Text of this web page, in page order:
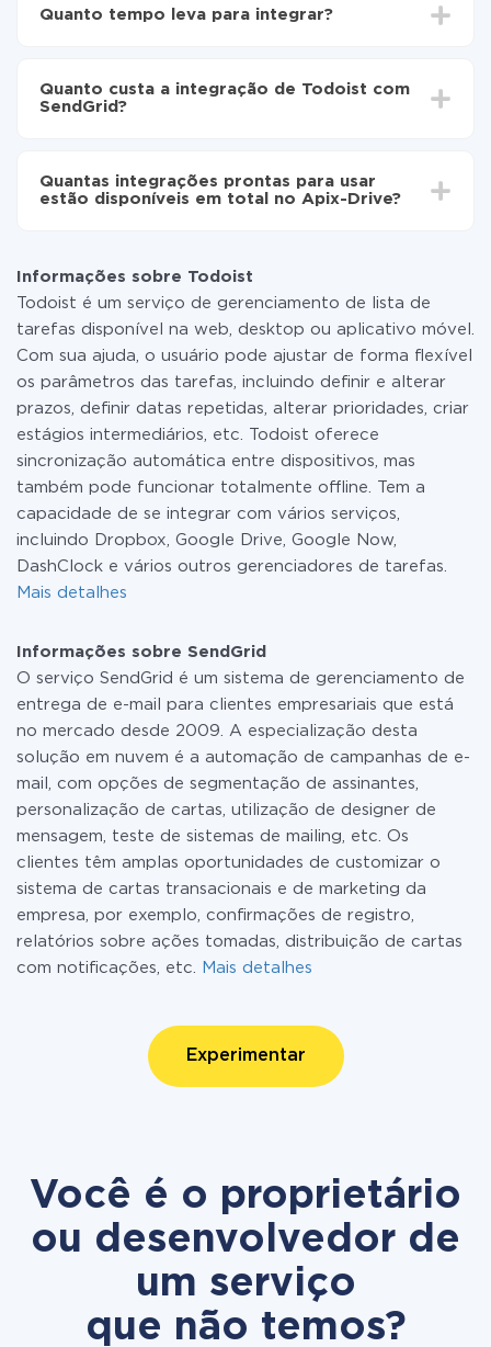
SendGrid
automaticamente de Todoist para SendGrid
Quanto tempo leva para integrar?
30 minutos. Em média, a configuração leva de 10 a 15
minutos.
Quanto custa a integração de Todoist com
SendGrid?
as tarifas. Você paga apenas pela quantidade de
dados que é realmente transferida de um de seus
ou mudar para um de pago, se necessário. Mais
detalhes sobretarifas.
Quantas integrações prontas para usar
estão disponíveis em total no Apix-Drive?
Informações sobre Todoist
Todoist é um serviço de gerenciamento de lista de
tarefas disponível na web, desktop ou aplicativo móvel.
Com sua ajuda, o usuário pode ajustar de forma flexível
os parâmetros das tarefas, incluindo definir e alterar
prazos, definir datas repetidas, alterar prioridades, criar
estágios intermediários, etc. Todoist oferece
sincronização automática entre dispositivos, mas
também pode funcionar totalmente offline. Tem a
capacidade de se integrar com vários serviços,
incluindo Dropbox, Google Drive, Google Now,
DashClock e vários outros gerenciadores de tarefas.
Mais detalhes
Informações sobre SendGrid
O serviço SendGrid é um sistema de gerenciamento de
entrega de e-mail para clientes empresariais que está
no mercado desde 2009. A especialização desta
solução em nuvem é a automação de campanhas de e-
mail, com opções de segmentação de assinantes,
personalização de cartas, utilização de designer de
mensagem, teste de sistemas de mailing, etc. Os
clientes têm amplas oportunidades de customizar o
sistema de cartas transacionais e de marketing da
empresa, por exemplo, confirmações de registro,
relatórios sobre ações tomadas, distribuição de cartas
com notificações, etc.
Mais detalhes
Experimentar
Você é o proprietário
ou desenvolvedor de
um serviço
que não temos?